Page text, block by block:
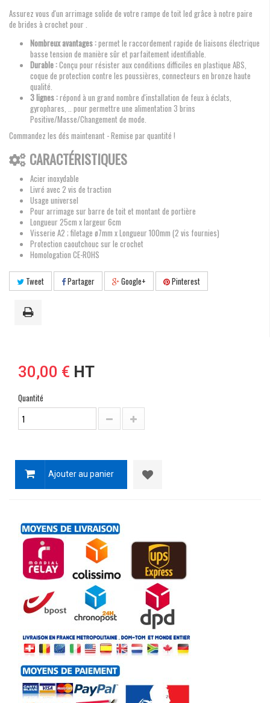
Assurez vous d'un arrimage solide de votre rampe de toit led grâce à notre paire
de brides à crochet pour .
Nombreux avantages :permet le raccordement rapide de liaisons électrique
basse tension de manière sûr et parfaitement identifiable.
Durable :Conçu pour résister aux conditions difficiles en plastique ABS,
coque de protection contre les poussières, connecteurs en bronze haute
qualité.
3 lignes :répond à un grand nombre d'installation de feux à éclats,
gyrophares, .. pour permettre une alimentation 3 brins
Positive/Masse/Changement de mode.
Commandez les dés maintenant - Remise par quantité !
CARACTÉRISTIQUES
Acier inoxydable
Livré avec 2 vis de traction
Usage universel
Pour arrimage sur barre de toit et montant de portière
Longueur 25cm x largeur 6cm
Visserie A2 ; filetage ø7mm x Longueur 100mm (2 vis fournies)
Protection caoutchouc sur le crochet
Homologation CE-ROHS
Tweet Partager Google+ Pinterest
30,00 € HT
Quantité
Ajouter au panier